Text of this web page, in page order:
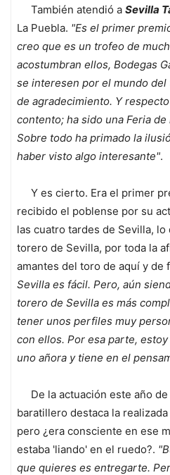
También atendió a Sevilla
La Puebla. "Es el primer
creo que es un trofeo de
acostumbran ellos, Bodegas
se interesen por el mundo
de agradecimiento. Y
contento; ha sido una Feria
Sobre todo ha primado la
haber visto algo interesante".
Y es cierto. Era el primer
recibido el poblense por su
las cuatro tardes de Sevilla,
torero de Sevilla, por toda la
amantes del toro de aquí y de
Sevilla es fácil. Pero, aún
torero de Sevilla es más
tener unos perfiles muy
con ellos. Por esa parte,
uno añora y tiene en el
De la actuación este año
baratillero destaca la
pero ¿era consciente en ese
estaba 'liando' en el ruedo?.
que quieres es entregarte.